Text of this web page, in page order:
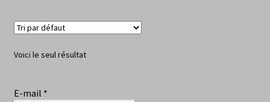
Voici le seul résultat
E-mail *